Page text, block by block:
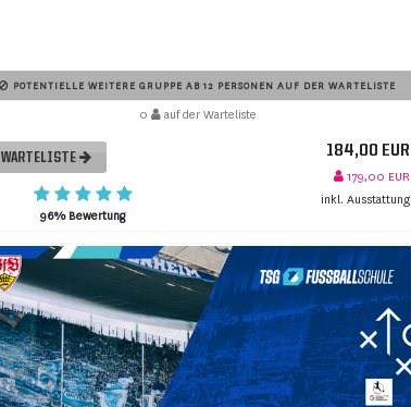
POTENTIELLE WEITERE GRUPPE AB 12 PERSONEN AUF DER WARTELISTE
0 auf der Warteliste
WARTELISTE
96% Bewertung
184,00 EUR
179,00 EUR
inkl. Ausstattung